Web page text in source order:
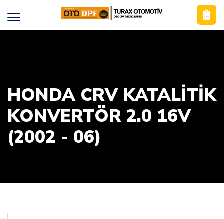
HONDA CRV KATALİTİK
KONVERTÖR 2.0 16V
(2002 - 06)